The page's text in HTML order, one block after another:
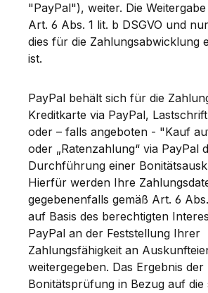
"PayPal"), weiter. Die
Art. 6 Abs. 1 lit. b DSGVO und
dies für die Zahlungsabwicklung
ist.
PayPal behält sich für die
Kreditkarte via PayPal,
oder – falls angeboten - "Kauf
oder „Ratenzahlung“ via PayPal
Durchführung einer
Hierfür werden Ihre
gegebenenfalls gemäß Art. 6
auf Basis des berechtigten
PayPal an der Feststellung Ihrer
Zahlungsfähigkeit an
weitergegeben. Das Ergebnis der
Bonitätsprüfung in Bezug auf die